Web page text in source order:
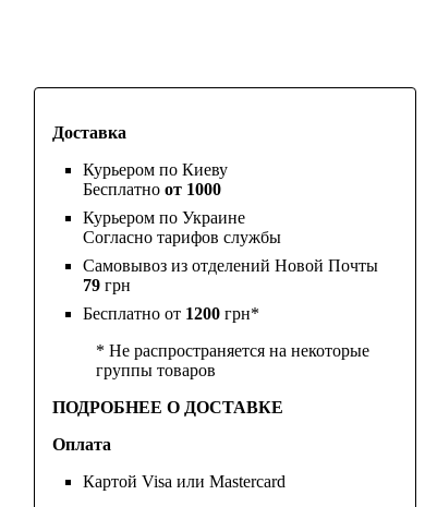
Доставка
Курьером по Киеву
Бесплатно от 1000
Курьером по Украине
Согласно тарифов службы
Самовывоз из отделений Новой Почты
79 грн
Бесплатно от 1200 грн*
* Не распространяется на некоторые
группы товаров
ПОДРОБНЕЕ О ДОСТАВКЕ
Оплата
Картой Visa или Mastercard